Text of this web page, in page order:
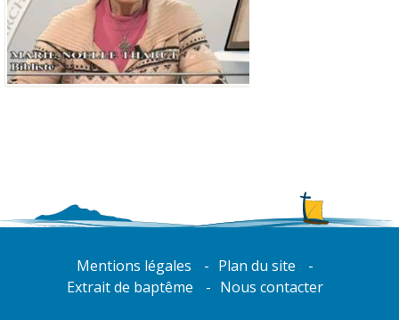
Mentions légales
Plan du site
Extrait de baptême
Nous contacter